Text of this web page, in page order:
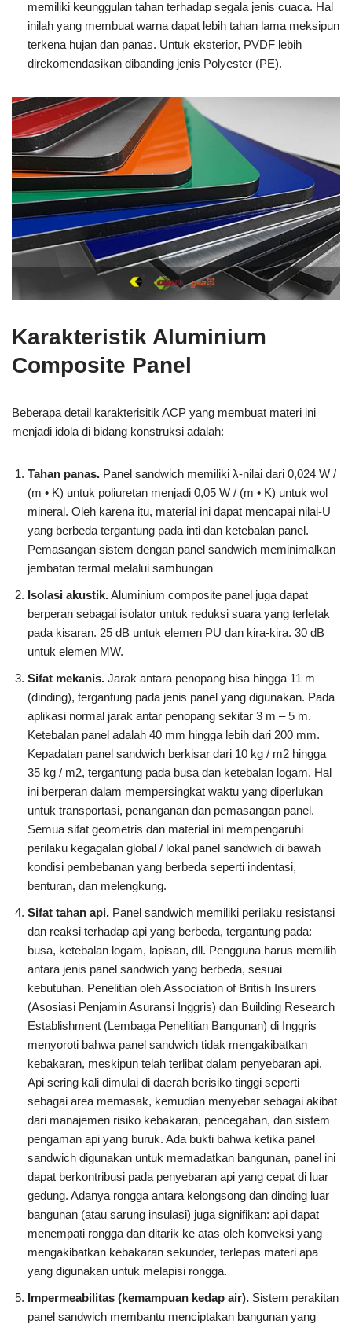
memiliki keunggulan tahan terhadap segala jenis cuaca. Hal
inilah yang membuat warna dapat lebih tahan lama meksipun
terkena hujan dan panas. Untuk eksterior, PVDF lebih
direkomendasikan dibanding jenis Polyester (PE).
Karakteristik Aluminium
Composite Panel
Beberapa detail karakterisitik ACP yang membuat materi ini
menjadi idola di bidang konstruksi adalah:
Tahan panas. Panel sandwich memiliki λ-nilai dari 0,024 W /
(m • K) untuk poliuretan menjadi 0,05 W / (m • K) untuk wol
mineral. Oleh karena itu, material ini dapat mencapai nilai-U
yang berbeda tergantung pada inti dan ketebalan panel.
Pemasangan sistem dengan panel sandwich meminimalkan
jembatan termal melalui sambungan
Isolasi akustik.Aluminium composite panel juga dapat
berperan sebagai isolator untuk reduksi suara yang terletak
pada kisaran. 25 dB untuk elemen PU dan kira-kira. 30 dB
untuk elemen MW.
Sifat mekanis. Jarak antara penopang bisa hingga 11 m
(dinding), tergantung pada jenis panel yang digunakan. Pada
aplikasi normal jarak antar penopang sekitar 3 m – 5 m.
Ketebalan panel adalah 40 mm hingga lebih dari 200 mm.
Kepadatan panel sandwich berkisar dari 10 kg / m2 hingga
35 kg / m2, tergantung pada busa dan ketebalan logam. Hal
ini berperan dalam mempersingkat waktu yang diperlukan
untuk transportasi, penanganan dan pemasangan panel.
Semua sifat geometris dan material ini mempengaruhi
perilaku kegagalan global / lokal panel sandwich di bawah
kondisi pembebanan yang berbeda seperti indentasi,
benturan, dan melengkung.
Sifat tahan api. Panel sandwich memiliki perilaku resistansi
dan reaksi terhadap api yang berbeda, tergantung pada:
busa, ketebalan logam, lapisan, dll. Pengguna harus memilih
antara jenis panel sandwich yang berbeda, sesuai
kebutuhan. Penelitian oleh Association of British Insurers
(Asosiasi Penjamin Asuransi Inggris) dan Building Research
Establishment (Lembaga Penelitian Bangunan) di Inggris
menyoroti bahwa panel sandwich tidak mengakibatkan
kebakaran, meskipun telah terlibat dalam penyebaran api.
Api sering kali dimulai di daerah berisiko tinggi seperti
sebagai area memasak, kemudian menyebar sebagai akibat
dari manajemen risiko kebakaran, pencegahan, dan sistem
pengaman api yang buruk. Ada bukti bahwa ketika panel
sandwich digunakan untuk memadatkan bangunan, panel ini
dapat berkontribusi pada penyebaran api yang cepat di luar
gedung. Adanya rongga antara kelongsong dan dinding luar
bangunan (atau sarung insulasi) juga signifikan: api dapat
menempati rongga dan ditarik ke atas oleh konveksi yang
mengakibatkan kebakaran sekunder, terlepas materi apa
yang digunakan untuk melapisi rongga.
Impermeabilitas (kemampuan kedap air). Sistem perakitan
panel sandwich membantu menciptakan bangunan yang